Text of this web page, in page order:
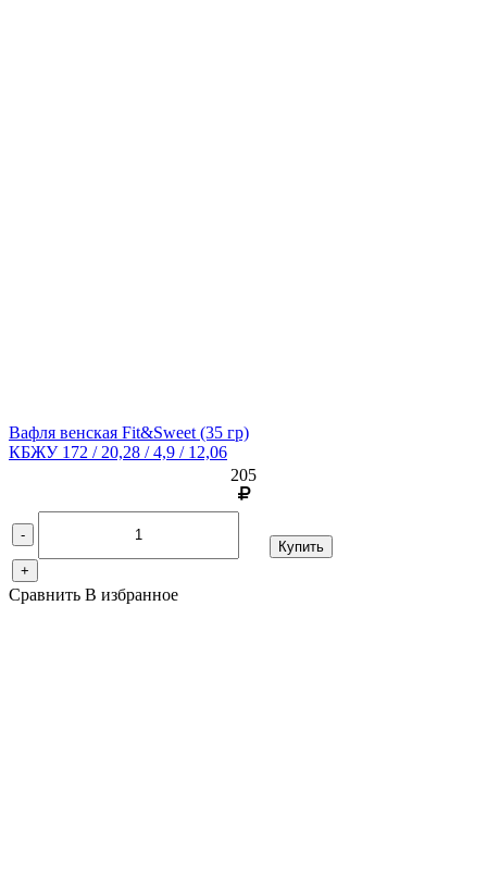
Вафля венская Fit&Sweet (35 гр)
КБЖУ 172 / 20,28 / 4,9 / 12,06
205
-
+
Купить
Сравнить В избранное